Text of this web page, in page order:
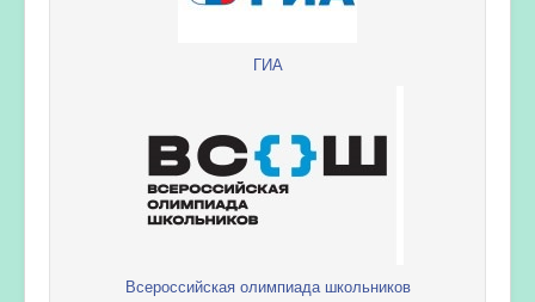
ГИА
Всероссийская олимпиада школьников